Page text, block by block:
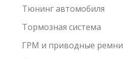
Тюнинг автомобиля
Тормозная система
ГРМ и приводные ремни